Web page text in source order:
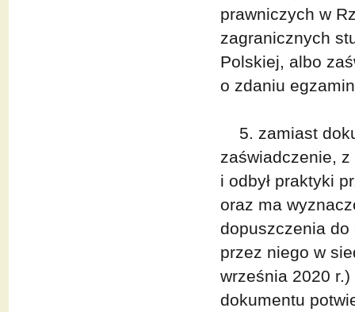
prawniczych w
zagranicznych
Polskiej, albo
o zdaniu
5. zamiast
zaświadczenie,
i odbył praktyki
oraz ma
dopuszczenia do
przez niego w
września 2020
dokumentu